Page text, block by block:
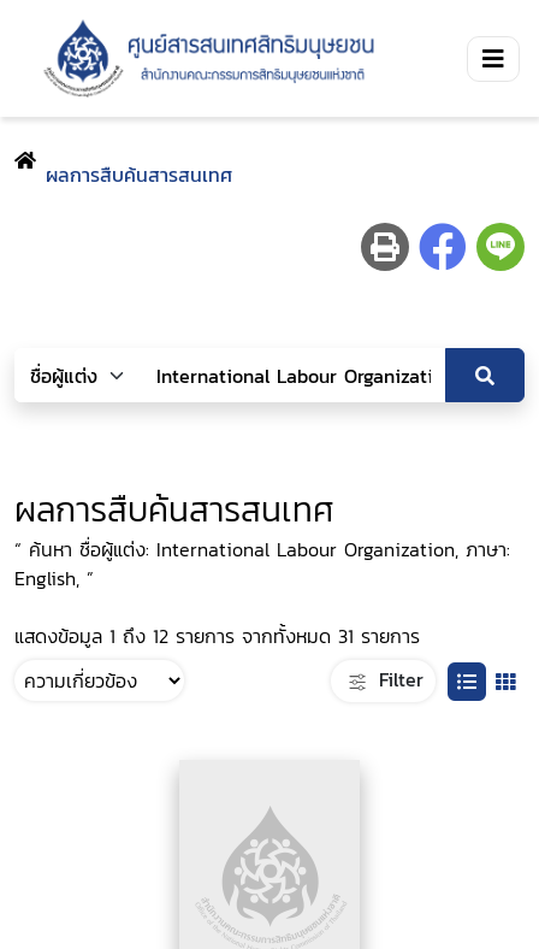
ผลการสืบค้นสารสนเทศ
ผลการสืบค้นสารสนเทศ
“ ค้นหา ชื่อผู้แต่ง: International Labour Organization, ภาษา:
English, ”
แสดงข้อมูล 1 ถึง 12 รายการ จากทั้งหมด 31 รายการ
Filter